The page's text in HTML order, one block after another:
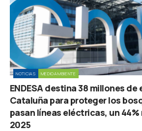
NOTICIAS MEDIOAMBIENTE
ENDESA destina 38 millones de
Cataluña para proteger los
pasan líneas eléctricas, un 44%
2025